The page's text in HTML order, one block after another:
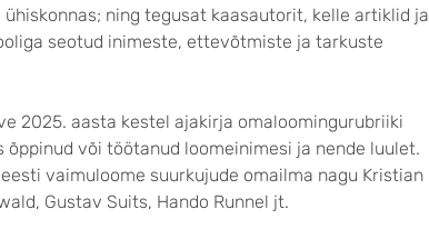
ning tegusat kaasautorit, kelle artiklid ja
seotud inimeste, ettevõtmiste ja tarkuste
2025. aasta kestel ajakirja omaloomingurubriiki
õppinud või töötanud loomeinimesi ja nende luulet.
vaimuloome suurkujude omailma nagu Kristian
Gustav Suits, Hando Runnel jt.